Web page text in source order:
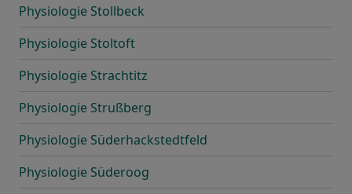
Physiologie Stollbeck
Physiologie Stoltoft
Physiologie Strachtitz
Physiologie Strußberg
Physiologie Süderhackstedtfeld
Physiologie Süderoog